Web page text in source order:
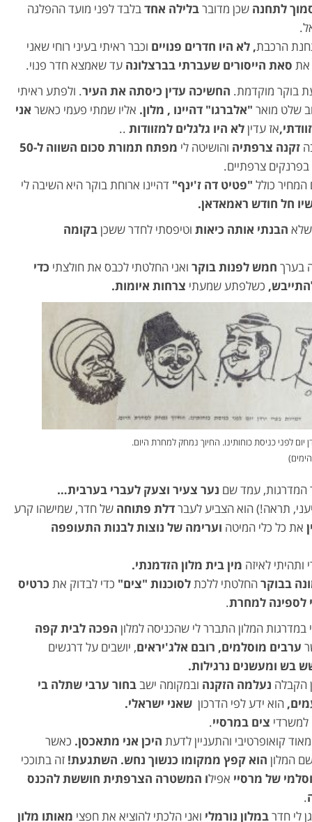
לתחנה שכן מדוברבלילה אחדבלבד לפני מועד ההפלגה
הרכבת, לא היו חדרים פנויים וכבר ראיתי בעיני רוחי שאני
את סאת הייסורים שעברתי בברצלונה עד שאמצא חדר פנוי.
בוקר מוקדמת. החשיכה עדין כיסתה את העיר. ולפתע ראיתי
שלט מואר "אלברגו" דהיינו , מלון. אליו שמתי פעמי כאשר אני
אז עדיןלא היו גלגלים למזוודות ..
זקנה צרפתיה והושיטה לי
מפתח תמורת סכום השווה ל-50
בפרנקים צרפתיים.
כולל "פטיט דה ז'ינף" דהיינו ארוחת בוקר היא השיבה לי
חל חודש ראמאדאן.
שלא הבנתי אותה כיאות וטיפסתי לחדר ששכןבקומה
בערך חמש לפנות בוקר ואני החלטתי לכבס את חולצתי כדי
כשלפתע שמעתי צרחות איומות.
יום לפני כניסת כוחותינו. החיוך נמחק למחרת היום.
המדרגות, עמד שם נער צעיר וצעק לעברי בערבית…
תראה!) הוא הצביע לעברדלת פתוחה של חדר, שמישהו קרע
את כל כלי המיטה וערימה של נוצות לבנות התעופפה
ותהיתי לאיזה מין בית מלון הזדמנתי.
בבוקרהחלטתי ללכתלסוכנות "צים" כדי לבדוק את כרטיס
לספינה למחרת.
במדרגות המלון התברר לי שהכניסה למלון הפכה לבית קפה
ערבים מוסלמים, רובם אלג'יראים, יושבים על דרגשים
בש ומעשנים נרגילות.
הקבלה נעלמה הזקנה ובמקומה ישבבחור ערבי שתלה בי
הוא ידע לפי הדרכון שאני ישראלי.
צים במרסיי.
קואופרטיבי והתעניין לדעת היכן אני מתאכסן. כאשר
המלון הוא קפץ ממקומו כנשוך נחש. השתגעת! זה בתוככי
של מרסיי אפילו המשטרה הצרפתית חוששת להכנס
.
לי חדרבמלון נורמלי ואני הלכתי להוציא את חפצי מאותו מלון